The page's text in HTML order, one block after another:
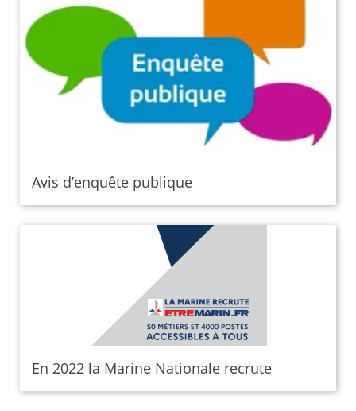
Avis d’enquête publique
En 2022 la Marine Nationale recrute